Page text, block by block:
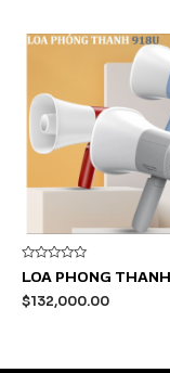
Được
xếp
hạng
0
LOA PHONG
$132,000.00